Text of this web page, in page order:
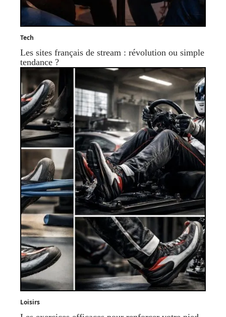
Tech
Les sites français de stream : révolution ou simple
tendance ?
Loisirs